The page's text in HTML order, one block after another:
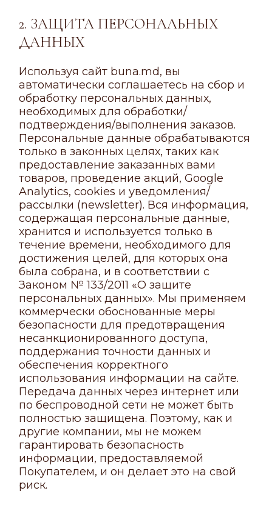
2. ЗАЩИТА ПЕРСОНАЛЬНЫХ
ДАННЫХ
Используя сайт buna.md, вы
автоматически соглашаетесь на сбор и
обработку персональных данных,
необходимых для обработки/
подтверждения/выполнения заказов.
Персональные данные обрабатываются
только в законных целях, таких как
предоставление заказанных вами
товаров, проведение акций, Google
Analytics, cookies и уведомления/
рассылки (newsletter). Вся информация,
содержащая персональные данные,
хранится и используется только в
течение времени, необходимого для
достижения целей, для которых она
была собрана, и в соответствии с
Законом № 133/2011 «О защите
персональных данных». Мы применяем
коммерчески обоснованные меры
безопасности для предотвращения
несанкционированного доступа,
поддержания точности данных и
обеспечения корректного
использования информации на сайте.
Передача данных через интернет или
по беспроводной сети не может быть
полностью защищена. Поэтому, как и
другие компании, мы не можем
гарантировать безопасность
информации, предоставляемой
Покупателем, и он делает это на свой
риск.